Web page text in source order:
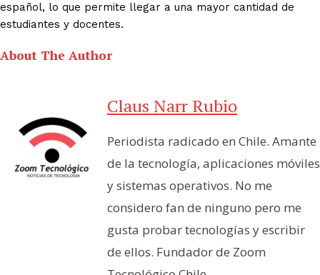
español, lo que permite llegar a una mayor cantidad de
estudiantes y docentes.
About The Author
Claus Narr Rubio
Periodista radicado en Chile. Amante
de la tecnología, aplicaciones móviles
y sistemas operativos. No me
considero fan de ninguno pero me
gusta probar tecnologías y escribir
de ellos. Fundador de Zoom